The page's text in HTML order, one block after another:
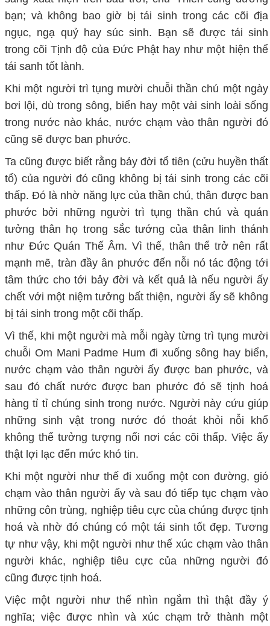
bạn; và không bao giờ bị tái sinh trong các cõi địa
ngục, ngạ quỷ hay súc sinh. Bạn sẽ được tái sinh
trong cõi Tịnh độ của Đức Phật hay như một hiện thể
tái sanh tốt lành.
Khi một người trì tụng mười chuỗi thần chú một ngày
bơi lội, dù trong sông, biển hay một vài sinh loài sống
trong nước nào khác, nước chạm vào thân người đó
cũng sẽ được ban phước.
Ta cũng được biết rằng bảy đời tổ tiên (cửu huyền thất
tổ) của người đó cũng không bị tái sinh trong các cõi
thấp. Đó là nhờ năng lực của thần chú, thân được ban
phước bởi những người trì tụng thần chú và quán
tưởng thân họ trong sắc tướng của thân linh thánh
như Đức Quán Thế Âm. Vì thế, thân thể trở nên rất
mạnh mẽ, tràn đầy ân phước đến nỗi nó tác động tới
tâm thức cho tới bảy đời và kết quả là nếu người ấy
chết với một niệm tưởng bất thiện, người ấy sẽ không
bị tái sinh trong một cõi thấp.
Vì thế, khi một người mà mỗi ngày từng trì tụng mười
chuỗi Om Mani Padme Hum đi xuống sông hay biển,
nước chạm vào thân người ấy được ban phước, và
sau đó chất nước được ban phước đó sẽ tịnh hoá
hàng tỉ tỉ chúng sinh trong nước. Người này cứu giúp
những sinh vật trong nước đó thoát khỏi nỗi khổ
không thể tưởng tượng nổi nơi các cõi thấp. Việc ấy
thật lợi lạc đến mức khó tin.
Khi một người như thế đi xuống một con đường, gió
chạm vào thân người ấy và sau đó tiếp tục chạm vào
những côn trùng, nghiệp tiêu cực của chúng được tịnh
hoá và nhờ đó chúng có một tái sinh tốt đẹp. Tương
tự như vậy, khi một người như thế xúc chạm vào thân
người khác, nghiệp tiêu cực của những người đó
cũng được tịnh hoá.
Việc một người như thế nhìn ngắm thì thật đầy ý
nghĩa; việc được nhìn và xúc chạm trở thành một